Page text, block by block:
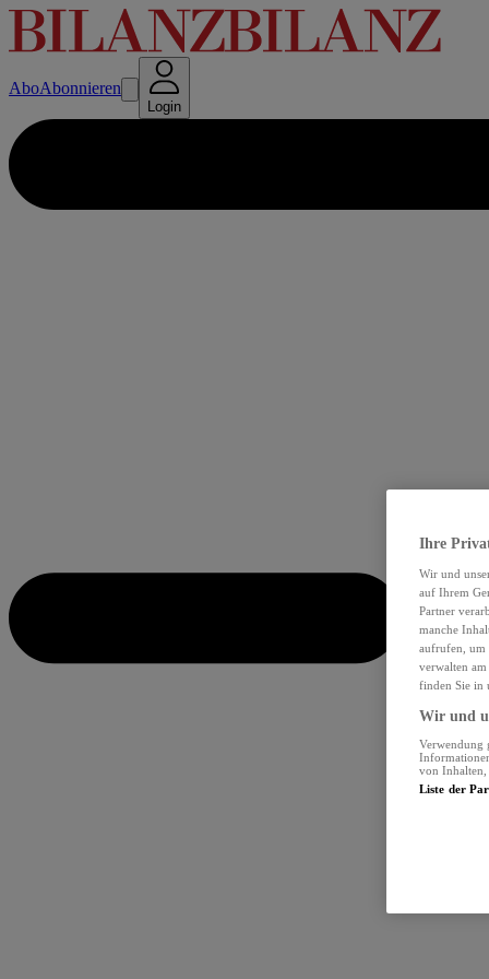
AboAbonnieren
Login
Ihre
Wir und
auf Ihrem
Partner
manche
aufrufen, um
verwalten
finden Sie in
Wir und
Verwendung
von Inhalten,
Liste der